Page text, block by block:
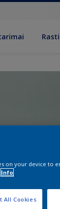
on your device to
Info
All Cookies